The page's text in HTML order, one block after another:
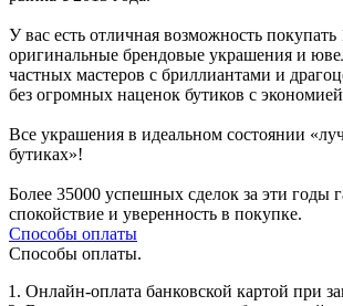
У вас есть отличная возможность покупать
оригинальные брендовые украшения и
частных мастеров с бриллиантами и
без огромных наценок бутиков с
Все украшения в идеальном состоянии
бутиках»!
Более 35000 успешных сделок за эти годы
спокойствие и уверенность в покупке.
Способы оплаты
Способы оплаты.
Онлайн-оплата банковской картой при